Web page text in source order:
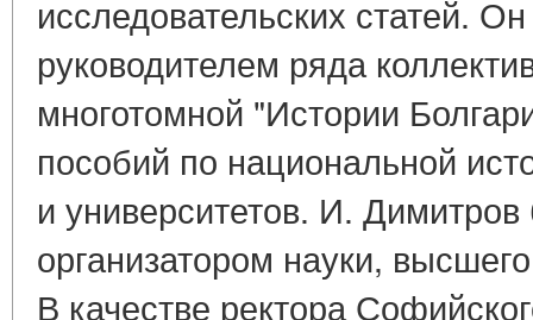
исследовательских статей.
руководителем ряда
многотомной "Истории
пособий по национальной
и университетов. И.
организатором науки,
В качестве ректора